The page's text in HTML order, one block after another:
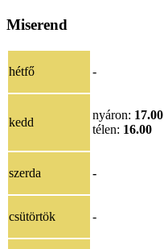
Miserend
hétfő -
kedd
nyáron: 17.00
télen: 16.00
szerda -
csütörtök -